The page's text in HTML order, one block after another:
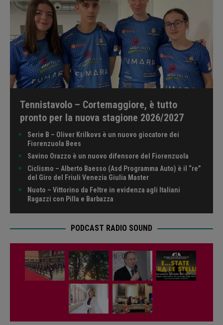
Tennistavolo – Cortemaggiore, è tutto
pronto per la nuova stagione 2026/2027
Serie B – Oliver Krilkovs è un nuovo giocatore dei
Fiorenzuola Bees
Savino Orazzo è un nuovo difensore del Fiorenzuola
Ciclismo – Alberto Baesso (Asd Programma Auto) è il “re”
del Giro del Friuli Venezia Giulia Master
Nuoto – Vittorino da Feltre in evidenza agli Italiani
Ragazzi con Pilla e Barbazza
PODCAST RADIO SOUND